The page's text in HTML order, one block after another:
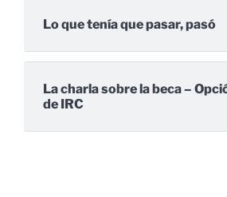
Lo que tenía que pasar, pasó
La charla sobre la beca –
de IRC